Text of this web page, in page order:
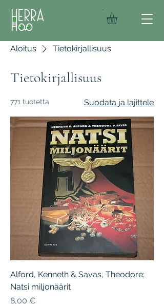
Aloitus Tietokirjallisuus
Tietokirjallisuus
771 tuotetta Suodata ja lajittele
Alford, Kenneth & Savas, Theodore:
Natsi miljonäärit
Hinta
8,00 €